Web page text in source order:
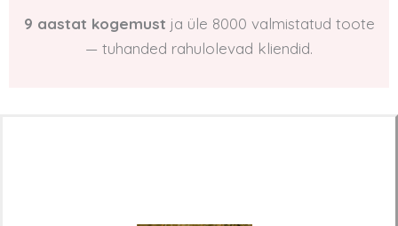
9 aastat kogemust ja üle 8000 valmistatud toote
— tuhanded rahulolevad kliendid.